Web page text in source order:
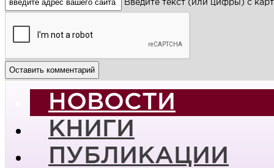
Введите текст (или цифры) с
НОВОСТИ
КНИГИ
ПУБЛИКАЦИИ